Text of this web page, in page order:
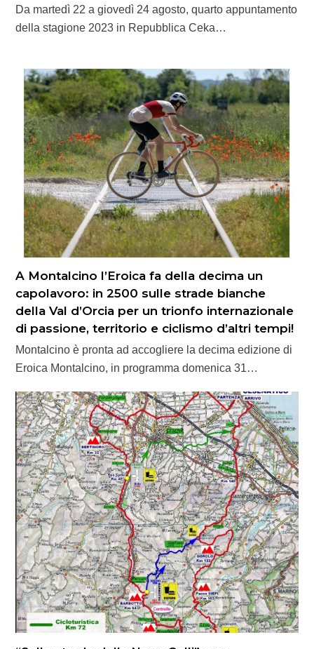
Da martedì 22 a giovedì 24 agosto, quarto appuntamento
della stagione 2023 in Repubblica Ceka…
A Montalcino l’Eroica fa della decima un
capolavoro: in 2500 sulle strade bianche
della Val d’Orcia per un trionfo internazionale
di passione, territorio e ciclismo d’altri tempi!
Montalcino è pronta ad accogliere la decima edizione di
Eroica Montalcino, in programma domenica 31…